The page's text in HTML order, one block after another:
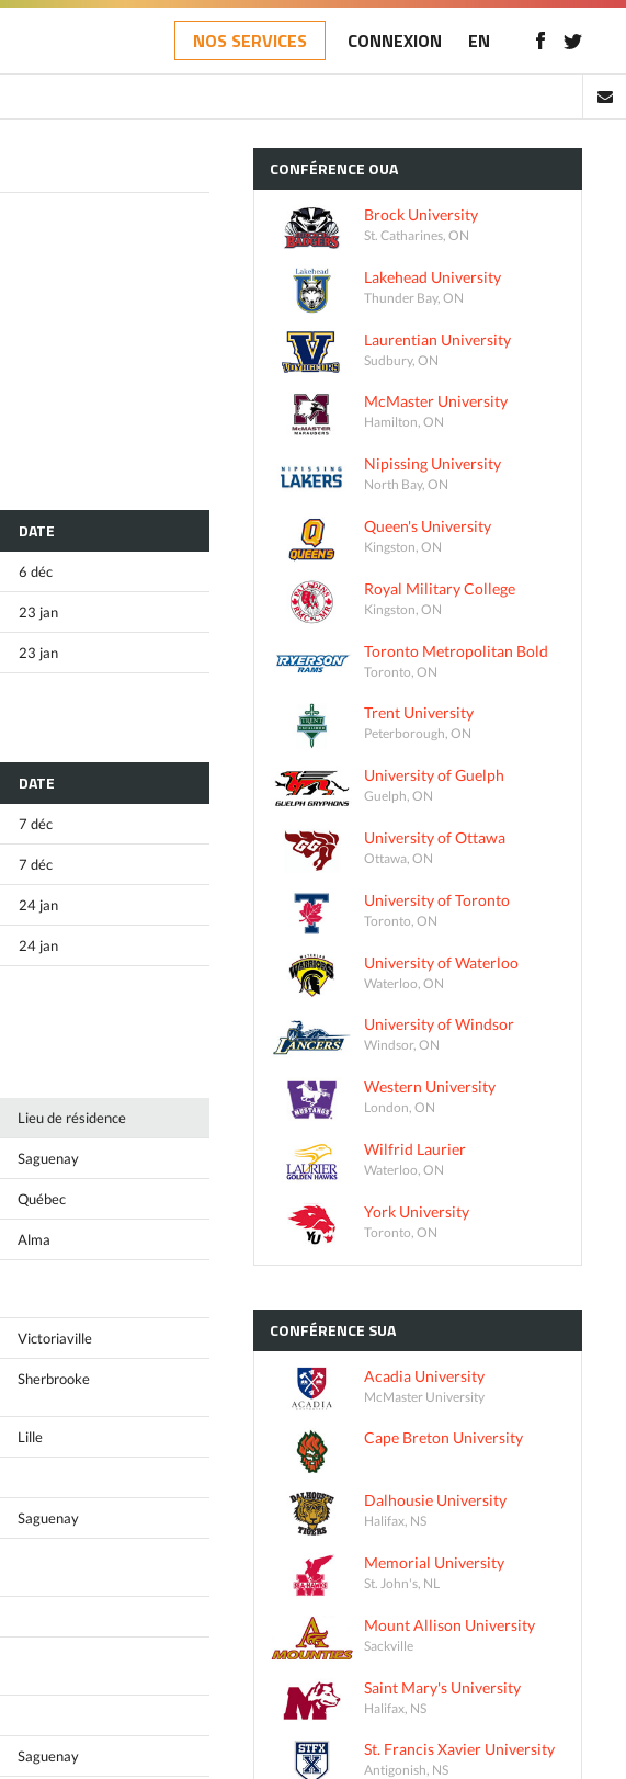
NOS SERVICES CONNEXION EN
DATE
6 déc
23 jan
23 jan
DATE
7 déc
7 déc
24 jan
24 jan
Lieu de résidence
Saguenay
Québec
Alma
Victoriaville
Sherbrooke
Lille
Saguenay
Saguenay
CONFÉRENCE OUA
Brock University
St. Catharines, ON
Lakehead University
Thunder Bay, ON
Laurentian University
Sudbury, ON
McMaster University
Hamilton, ON
Nipissing University
North Bay, ON
Queen's University
Kingston, ON
Royal Military College
Kingston, ON
Toronto Metropolitan Bold
Toronto, ON
Trent University
Peterborough, ON
University of Guelph
Guelph, ON
University of Ottawa
Ottawa, ON
University of Toronto
Toronto, ON
University of Waterloo
Waterloo, ON
University of Windsor
Windsor, ON
Western University
London, ON
Wilfrid Laurier
Waterloo, ON
York University
Toronto, ON
CONFÉRENCE SUA
Acadia University
McMaster University
Cape Breton University
Dalhousie University
Halifax, NS
Memorial University
St. John's, NL
Mount Allison University
Sackville
Saint Mary's University
Halifax, NS
St. Francis Xavier University
Antigonish, NS